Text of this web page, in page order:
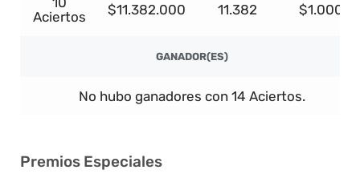
Aciertos
$11.382.000 11.382 $1.000
GANADOR(ES)
No hubo ganadores con 14 Aciertos.
Premios Especiales